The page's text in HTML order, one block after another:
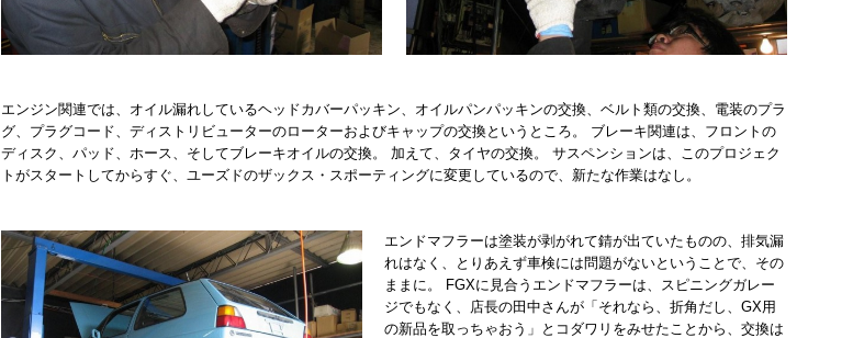
エンジン関連では、オイル漏れしているヘッドカバーパッキン、オイルパンパッキンの交換、ベルト類の交換、電装のプラ
グ、プラグコード、ディストリビューターのローターおよびキャップの交換というところ。 ブレーキ関連は、フロントの
ディスク、パッド、ホース、そしてブレーキオイルの交換。 加えて、タイヤの交換。 サスペンションは、このプロジェク
トがスタートしてからすぐ、ユーズドのザックス・スポーティングに変更しているので、新たな作業はなし。
エンドマフラーは塗装が剥がれて錆が出ていたものの、排気漏
れはなく、とりあえず車検には問題がないということで、その
ままに。 FGXに見合うエンドマフラーは、スピニングガレー
ジでもなく、店長の田中さんが「それなら、折角だし、GX用
の新品を取っちゃおう」とコダワリをみせたことから、交換は